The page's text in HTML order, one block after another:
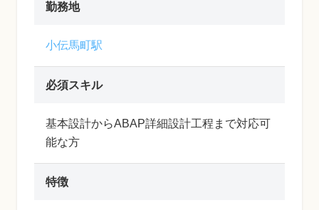
勤務地
小伝馬町駅
必須スキル
基本設計からABAP詳細設計工程まで対応可
能な方
特徴